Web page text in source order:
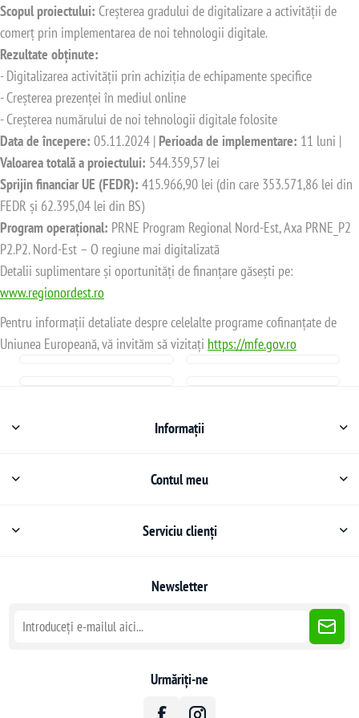
Scopul proiectului: Creșterea gradului de digitalizare a activității de
comerț prin implementarea de noi tehnologii digitale.
Rezultate obținute:
- Digitalizarea activității prin achiziția de echipamente specifice
- Creșterea prezenței în mediul online
- Creșterea numărului de noi tehnologii digitale folosite
Data de începere: 05.11.2024 | Perioada de implementare: 11 luni |
Valoarea totală a proiectului: 544.359,57 lei
Sprijin financiar UE (FEDR): 415.966,90 lei (din care 353.571,86 lei din
FEDR și 62.395,04 lei din BS)
Program operațional: PRNE Program Regional Nord-Est, Axa PRNE_P2
P2.P2. Nord-Est – O regiune mai digitalizată
Detalii suplimentare și oportunități de finanțare găsești pe:
www.regionordest.ro
Pentru informații detaliate despre celelalte programe cofinanțate de
Uniunea Europeană, vă invităm să vizitați https://mfe.gov.ro
Informații
Contul meu
Serviciu clienți
Newsletter
Urmăriți-ne